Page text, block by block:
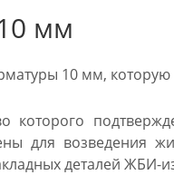
мм
10 мм,
для возведения
деталей ЖБИ-